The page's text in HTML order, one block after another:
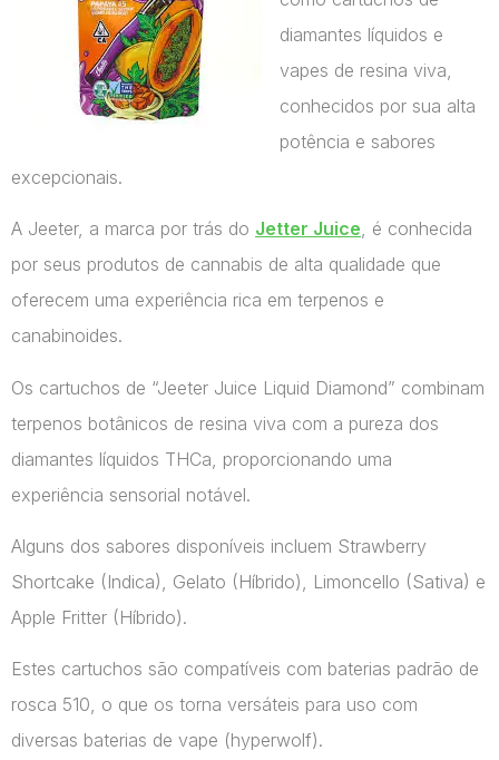
diamantes líquidos e
vapes de resina viva,
conhecidos por sua alta
potência e sabores
excepcionais.
A Jeeter, a marca por trás do Jetter Juice, é conhecida
por seus produtos de cannabis de alta qualidade que
oferecem uma experiência rica em terpenos e
canabinoides.
Os cartuchos de “Jeeter Juice Liquid Diamond” combinam
terpenos botânicos de resina viva com a pureza dos
diamantes líquidos THCa, proporcionando uma
experiência sensorial notável.
Alguns dos sabores disponíveis incluem Strawberry
Shortcake (Indica), Gelato (Híbrido), Limoncello (Sativa) e
Apple Fritter (Híbrido).
Estes cartuchos são compatíveis com baterias padrão de
rosca 510, o que os torna versáteis para uso com
diversas baterias de vape​ (hyperwolf)​.